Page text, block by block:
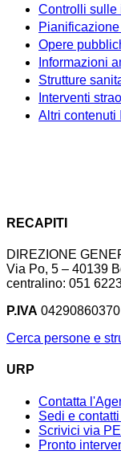
Controlli sulle
Opere
Informazioni
Strutture
Interventi
Altri contenuti
RECAPITI
DIREZIONE
Via Po, 5 – 40139
centralino: 051
P.IVA 04290860370
Cerca persone e
URP
Contatta
Sedi e
Scrivici via
Pronto